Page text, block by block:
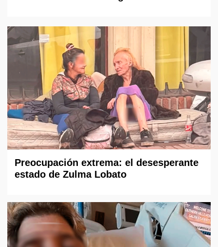
Preocupación extrema: el desesperante
estado de Zulma Lobato